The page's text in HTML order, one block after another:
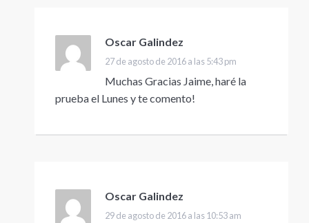
Oscar Galindez
27 de agosto de 2016 a las 5:43 pm
Muchas Gracias Jaime, haré la
prueba el Lunes y te comento!
Oscar Galindez
29 de agosto de 2016 a las 10:53 am